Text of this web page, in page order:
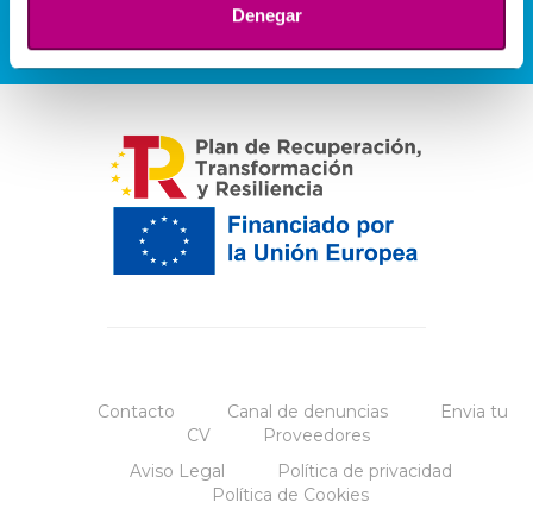
Denegar
Contacto Canal de denuncias
Envia tu
CV
Proveedores
Aviso Legal
Política de privacidad
Política de Cookies